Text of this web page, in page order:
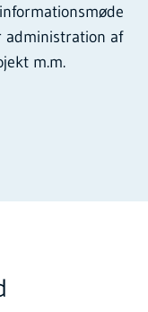
administration af
m.m.